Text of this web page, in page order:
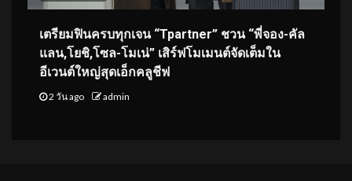
เตรียมฟินครบทุกเจน “Tpartner” ชวน “พี่จอง-คัล
แลน,โยชิ,โซล-โมเน่” เสิร์ฟโมเมนต์จัดเต็มใน
อีเวนต์ใหญ่สุดเอ็กคลูชีฟ
2 วัน ago admin